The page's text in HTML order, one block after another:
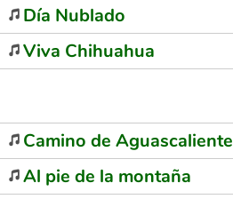
Día Nublado
Viva Chihuahua
Camino de
Al pie de la montaña